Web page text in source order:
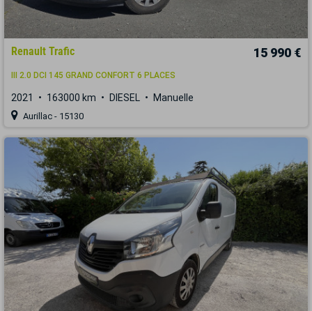
Renault Trafic 15 990 €
III 2.0 DCI 145 GRAND CONFORT 6 PLACES
2021 163000 km DIESEL Manuelle
Aurillac - 15130